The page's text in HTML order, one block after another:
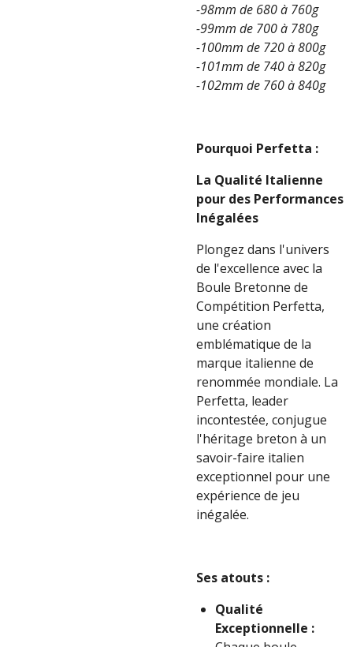
-98mm de 680 à 760g
-99mm de 700 à 780g
-100mm de 720 à 800g
-101mm de 740 à 820g
-102mm de 760 à 840g
Pourquoi Perfetta :
La Qualité Italienne
pour des Performances
Inégalées
Plongez dans l'univers
de l'excellence avec la
Boule Bretonne de
Compétition Perfetta,
une création
emblématique de la
marque italienne de
renommée mondiale. La
Perfetta, leader
incontestée, conjugue
l'héritage breton à un
savoir-faire italien
exceptionnel pour une
expérience de jeu
inégalée.
Ses atouts :
Qualité
Exceptionnelle :